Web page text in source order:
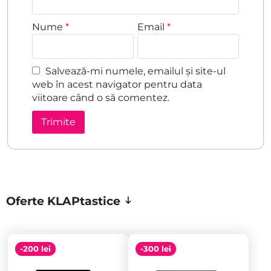
Nume * Email*
Salvează-mi numele, emailul și site-ul
web în acest navigator pentru data
viitoare când o să comentez.
Oferte KLAPtastice
-200 lei -300 lei